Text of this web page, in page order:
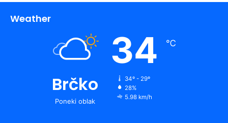
Weather
Brčko
Poneki oblak
34 ℃
34º - 29º
28%
5.98 km/h